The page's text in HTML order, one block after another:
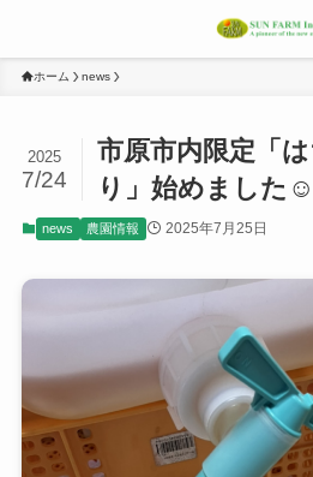
ホーム news
市原市内限定「
り」始めました☺
2025
7/24
news 農園情報 2025年7月25日